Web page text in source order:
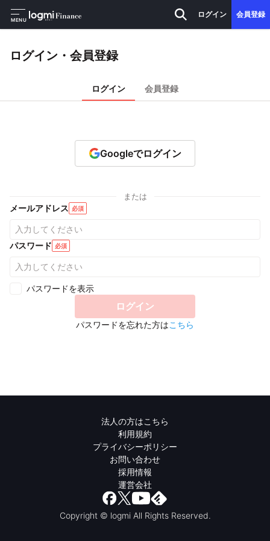
MENU
ログイン 会員登録
ログイン・会員登録
ログイン 会員登録
Googleでログイン
または
メールアドレス 必須
パスワード 必須
パスワードを表示
ログイン
パスワードを忘れた方はこちら
法人の方はこちら
利用規約
プライバシーポリシー
お問い合わせ
採用情報
運営会社
Copyright © logmi All Rights Reserved.